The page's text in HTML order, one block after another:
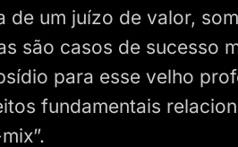
de um juízo de valor,
são casos de sucesso
para esse velho
fundamentais